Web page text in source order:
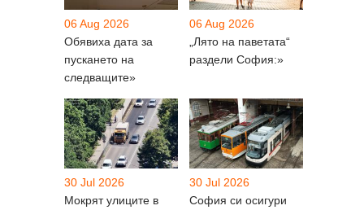
06 Aug 2026
Обявиха дата за
пускането на
следващите»
06 Aug 2026
„Лято на паветата“
раздели София:»
30 Jul 2026
Мокрят улиците в
30 Jul 2026
София си осигури